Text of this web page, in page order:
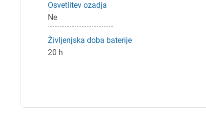
Osvetlitev ozadja
Ne
Življenjska doba baterije
20 h